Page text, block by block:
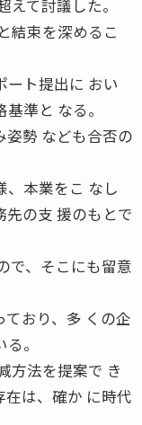
て討議した。
結束を深めるこ
ト提出に おい
準と なる。
姿勢 なども合否の
本業をこ なし
の支 援のもとで
で、そこにも留意
おり、多 くの企
。
方法を提案で き
は、確か に時代